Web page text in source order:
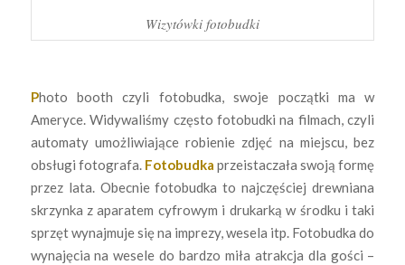
Wizytówki fotobudki
Photo booth czyli fotobudka, swoje początki ma w
Ameryce. Widywaliśmy często fotobudki na filmach, czyli
automaty umożliwiające robienie zdjęć na miejscu, bez
obsługi fotografa. Fotobudka przeistaczała swoją formę
przez lata. Obecnie fotobudka to najczęściej drewniana
skrzynka z aparatem cyfrowym i drukarką w środku i taki
sprzęt wynajmuje się na imprezy, wesela itp. Fotobudka do
wynajęcia na wesele do bardzo miła atrakcja dla gości –